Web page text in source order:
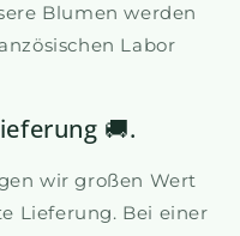
Blumen werden
Labor
🚚.
wir großen Wert
Lieferung. Bei einer